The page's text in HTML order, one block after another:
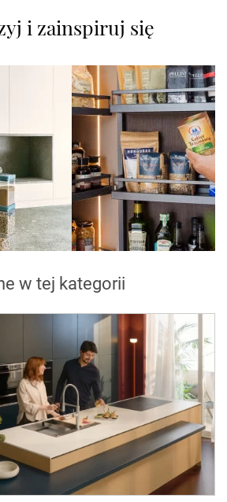
i zainspiruj się
w tej kategorii